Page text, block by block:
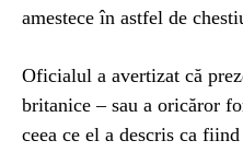
amestece în astfel de
Oficialul a avertizat că
britanice – sau a oricăror
ceea ce el a descris ca